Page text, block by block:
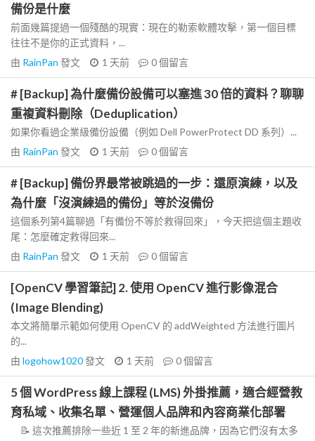
備份是什麼
前面幾篇提過一個殘酷的現實：現在的勒索軟體攻擊，第一個目標
往往不是你的正式資料，...
由 RainPan 發文 1 天前 0個留言
# [Backup] 為什麼備份設備可以塞進 30 倍的資料？聊聊
重複資料刪除（Deduplication）
如果你看過企業級備份設備（例如 Dell PowerProtect DD 系列）...
由 RainPan 發文 1 天前 0個留言
# [Backup] 備份界最常被跳過的一步：還原演練，以及
為什麼「沒演練過的備份」等於沒備份
這個系列第4篇聊過「有備份不等於救得回來」，今天把這個主題收
尾：怎麼確定救得回來...
由 RainPan 發文 1 天前 0個留言
[OpenCV 學習筆記] 2. 使用 OpenCV 進行影像混合
(Image Blending)
本文將簡單示範如何使用 OpenCV 的 addWeighted 方法進行圖片
的...
由 logohow1020發文 1 天前 0個留言
5 個 WordPress 線上課程 (LMS) 外掛推薦，適合經營教
育私域、收集名單、營運個人品牌和內容商業化部署
📝 這次推薦排除一些近 1 至 2 年的新進品牌，因為它們沒有太多